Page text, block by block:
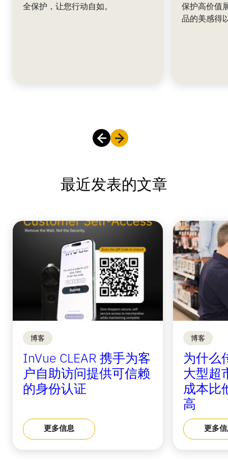
全保护，让您行动自如。
保护高价值
品的美感得
最近发表的文章
博客
InVue CLEAR 携手为客
户自助访问提供可信赖
的身份认证
更多信息
博客
为什么
大型超
成本比
高
更多